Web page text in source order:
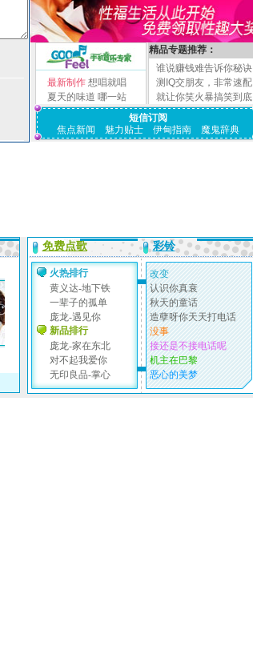
最新制作 想唱就唱
夏天的味道 哪一站
精品专题推荐：
谁说赚钱难告诉你秘诀
测IQ交朋友，非常速配
就让你笑火暴搞笑到底
短信订阅
焦点新闻
魅力贴士 伊甸指南 魔鬼辞典